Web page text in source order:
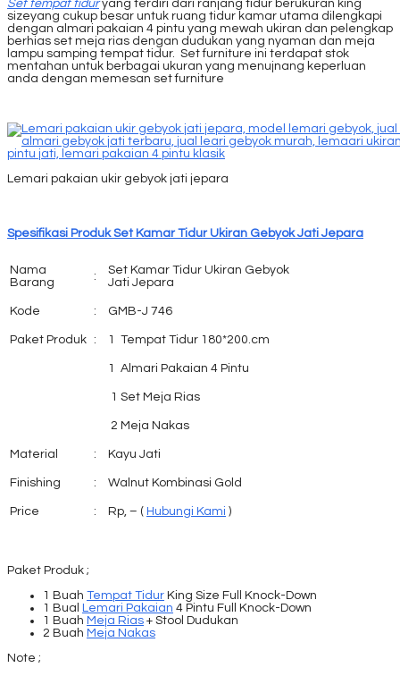
Set tempat tiduryang terdiri dari ranjang tidur berukuran king
sizeyang cukup besar untuk ruang tidur kamar utama dilengkapi
dengan almari pakaian 4 pintu yang mewah ukiran dan pelengkap
berhias set meja rias dengan dudukan yang nyaman dan meja
lampu samping tempat tidur. Set furniture ini terdapat stok
mentahan untuk berbagai ukuran yang menujnang keperluan
anda dengan memesan set furniture
Lemari pakaian ukir gebyok jati jepara
Spesifikasi Produk Set Kamar Tidur Ukiran Gebyok Jati Jepara
Nama
Barang
:
Set Kamar Tidur Ukiran Gebyok
Jati Jepara
Kode : GMB-J 746
Paket Produk : 1 Tempat Tidur 180*200.cm
1 Almari Pakaian 4 Pintu
1 Set Meja Rias
2 Meja Nakas
Material : Kayu Jati
Finishing : Walnut Kombinasi Gold
Price : Rp, – ( Hubungi Kami )
Paket Produk ;
1 Buah Tempat Tidur King Size Full Knock-Down
1 Bual
Lemari Pakaian 4 Pintu Full Knock-Down
1 Buah Meja Rias + Stool Dudukan
2 Buah Meja Nakas
Note ;